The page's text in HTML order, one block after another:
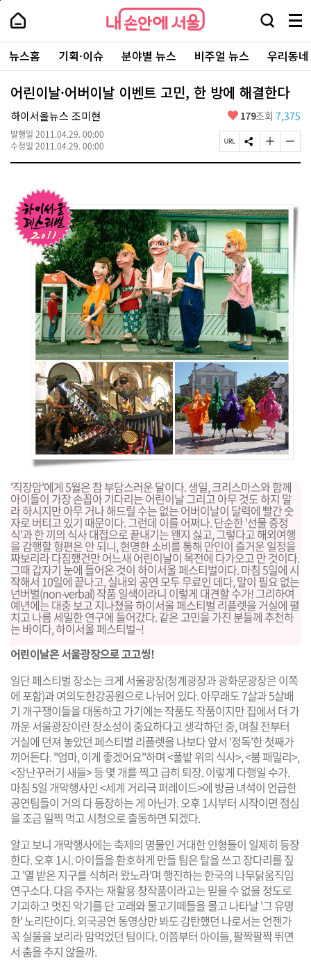
본
로
가
내
손
안
에
서
울
-
서
울
시
대
표
소
내
손
에
울
검
창
열
기
메
뉴
전
체
보
주
요
서
뉴스홈 기획·이슈 분야별 뉴스 비주얼 뉴스 우리동
어린이날·어버이날 이벤트 고민, 한 방에 해결한다
하이서울뉴스 조미현
발행일 2011.04.29. 00:00
수정일 2011.04.29. 00:00
좋
요
179조회 7,375
페
이
L
복
사
S
N
하
기
글
자
게
변
경
하
기
글
자
게
경
기
'직장맘'에게 5월은 참 부담스러운 달이다. 생일, 크리스마스와 함께
아이들이 가장 손꼽아 기다리는 어린이날 그리고 아무 것도 하지 말
라 하시지만 아무 거나 해드릴 수는 없는 어버이날이 달력에 빨간 숫
자로 버티고 있기 때문이다. 그런데 이를 어쩌나. 단순한 '선물 증정
식'과 한 끼의 식사 대접으로 끝내기는 왠지 싫고, 그렇다고 해외여행
을 감행할 형편은 안 되니, 현명한 소비를 통해 만인이 즐거운 일정을
짜보리라 다짐했건만 어느새 어린이날이 목전에 다가오고 만 것이다.
그때 갑자기 눈에 들어온 것이 하이서울 페스티벌이다. 마침 5일에 시
작해서 10일에 끝나고, 실내외 공연 모두 무료인 데다, 말이 필요 없는
넌버벌(non-verbal) 작품 일색이라니 이렇게 대견할 수가! 그리하여
예년에는 대충 보고 지나쳤을 하이서울 페스티벌 리플렛을 거실에 펼
치고 나름 세밀한 연구에 들어갔다. 같은 고민을 가진 분들께 추천하
는 바이다, 하이서울 페스티벌~!
어린이날은 서울광장으로 고고씽!
일단 페스티벌 장소는 크게 서울광장(청계광장과 광화문광장은 이쪽
에 포함)과 여의도한강공원으로 나뉘어 있다. 아무래도 7살과 5살배
기 개구쟁이들을 대동하고 가기에는 작품도 작품이지만 집에서 더 가
까운 서울광장이란 장소성이 중요하다고 생각하던 중, 며칠 전부터
거실에 던져 놓았던 페스티벌 리플렛을 나보다 앞서 '정독'한 첫째가
끼어든다. "엄마, 이게 좋겠어요"하며<풀밭 위의 식사>, <붐 패밀리>,
<장난꾸러기 새들>등 몇 개를 찍고 급히 퇴장. 이렇게 다행일 수가.
마침 5일 개막행사인<세계 거리극 퍼레이드>에 방금 녀석이 언급한
공연팀들이 거의 다 등장하는 게 아닌가. 오후 1시부터 시작이면 점심
을 조금 일찍 먹고 시청으로 출동하면 되겠다.
알고 보니 개막행사에는 축제의 명물인 거대한 인형들이 일제히 등장
한다. 오후 1시. 아이들을 환호하게 만들 팀은 탈을 쓰고 장다리를 짚
고 '열 받은 지구를 식히러 왔노라'며 행진하는 한국의 나무닭움직임
연구소다. 다음 주자는 재활용 창작품이라고는 믿을 수 없을 정도로
기괴하고 멋진 악기를 단 고래와 물고기떼들을 몰고 나타날 '그 유명
한'노리단이다. 외국공연 동영상만 봐도 감탄했던 나로서는 언젠가
꼭 실물을 보리라 맘먹었던 팀이다. 이쯤부터 아이들, 팔짝팔짝 뛰면
서 춤을 추지 않을까.
페
상
단
로